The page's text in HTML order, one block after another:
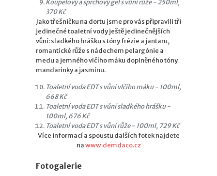
Koupelový a sprchový gel s vůní růže - 250ml,
370 Kč
Jako třešničku na dortu jsme pro vás připravili tři
jedinečné toaletní vody ještě jedinečnějších
vůní: sladkého hrášku s tóny frézie a jantaru,
romantické růže s nádechem pelargónie a
medu a jemného vlčího máku doplněného tóny
mandarinky a jasmínu.
Toaletní voda EDT s vůní vlčího máku - 100ml,
668 Kč
Toaletní voda EDT s vůní sladkého hrášku -
100ml, 676 Kč
Toaletní voda EDT s vůní růže - 100ml, 729 Kč
Více informací a spoustu dalších fotek najdete
nawww.demdaco.cz
Fotogalerie